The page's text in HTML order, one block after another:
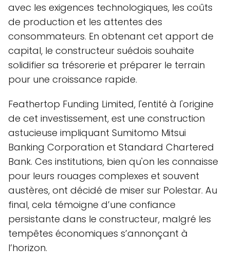
avec les exigences technologiques, les coûts
de production et les attentes des
consommateurs. En obtenant cet apport de
capital, le constructeur suédois souhaite
solidifier sa trésorerie et préparer le terrain
pour une croissance rapide.
Feathertop Funding Limited, l'entité à l'origine
de cet investissement, est une construction
astucieuse impliquant Sumitomo Mitsui
Banking Corporation et Standard Chartered
Bank. Ces institutions, bien qu'on les connaisse
pour leurs rouages complexes et souvent
austères, ont décidé de miser sur Polestar. Au
final, cela témoigne d’une confiance
persistante dans le constructeur, malgré les
tempêtes économiques s’annonçant à
l’horizon.